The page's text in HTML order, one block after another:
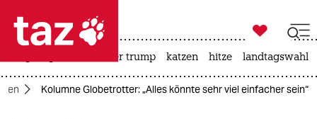
 taz zahl ich
taz zahl ich

taz zahl ich
usa unter trump katzen hitze landtagswahl
Kolumne Globetrotter: „Alles könnte sehr viel einfacher sein“